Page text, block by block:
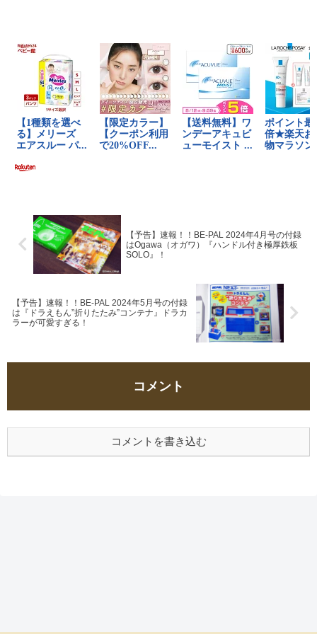
【予告】速報！！BE-PAL 2024年4月号の付録
はOgawa（オガワ）『ハンドル付き極厚鉄板
SOLO』！
【予告】速報！！BE-PAL 2024年5月号の付録
は『ドラえもん”折りたたみ”コンテナ』ドラカ
ラーが可愛すぎる！
コメント
コメントを書き込む